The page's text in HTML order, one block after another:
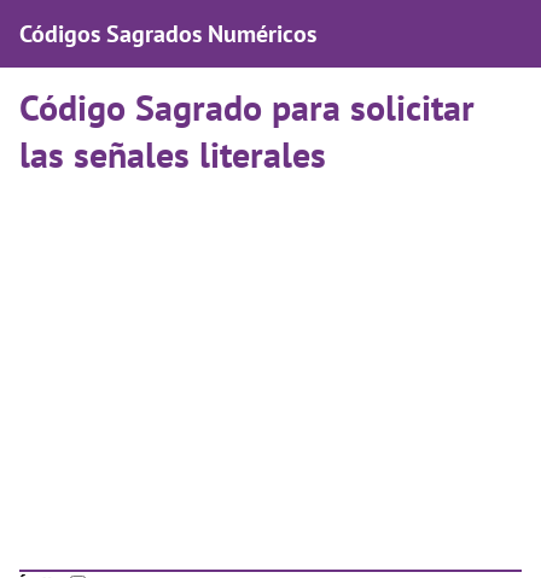
Códigos Sagrados Numéricos
Código Sagrado para solicitar
las señales literales